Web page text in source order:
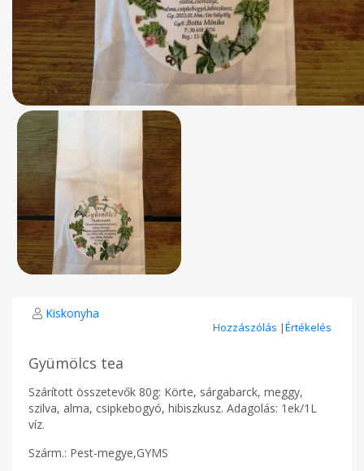
Kiskonyha
Hozzászólás |Értékelés
Gyümölcs tea
Szárított összetevők 80g: Körte, sárgabarck, meggy,
szilva, alma, csipkebogyó, hibiszkusz. Adagolás: 1ek/1L
víz.
Szárm.: Pest-megye,GYMS